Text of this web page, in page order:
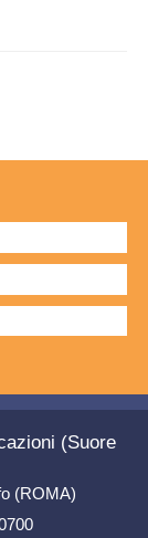
(Suore
(ROMA)